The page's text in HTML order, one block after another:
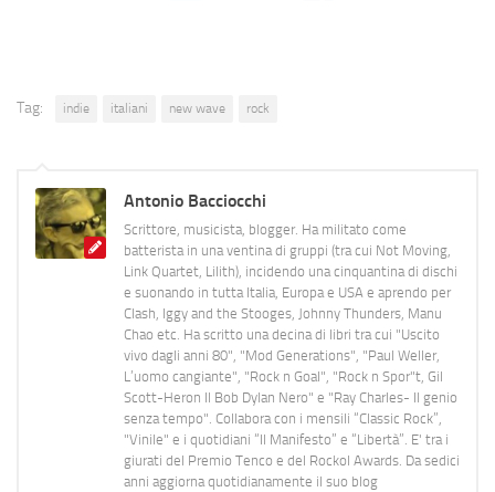
Tag: indie italiani new wave rock
Antonio Bacciocchi
Scrittore, musicista, blogger. Ha militato come
batterista in una ventina di gruppi (tra cui Not Moving,
Link Quartet, Lilith), incidendo una cinquantina di dischi
e suonando in tutta Italia, Europa e USA e aprendo per
Clash, Iggy and the Stooges, Johnny Thunders, Manu
Chao etc. Ha scritto una decina di libri tra cui "Uscito
vivo dagli anni 80", "Mod Generations", "Paul Weller,
L’uomo cangiante", "Rock n Goal", "Rock n Spor"t, Gil
Scott-Heron Il Bob Dylan Nero" e "Ray Charles- Il genio
senza tempo". Collabora con i mensili “Classic Rock”,
"Vinile" e i quotidiani “Il Manifesto” e “Libertà”. E' tra i
giurati del Premio Tenco e del Rockol Awards. Da sedici
anni aggiorna quotidianamente il suo blog